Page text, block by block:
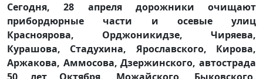
Сегодня, 28 апреля дорожники очищают
прибордюрные части и осевые улиц
Красноярова, Орджоникидзе, Чиряева,
Курашова, Стадухина, Ярославского, Кирова,
Аржакова, Аммосова, Дзержинского, автострада